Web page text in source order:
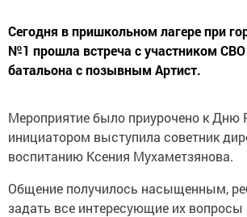
Сегодня в пришкольном лагере при
№1 прошла встреча с участником
батальона с позывным Артист.
Мероприятие было приурочено к Дню
инициатором выступила советник
воспитанию Ксения Мухаметзянова.
Общение получилось насыщенным,
задать все интересующие их вопросы